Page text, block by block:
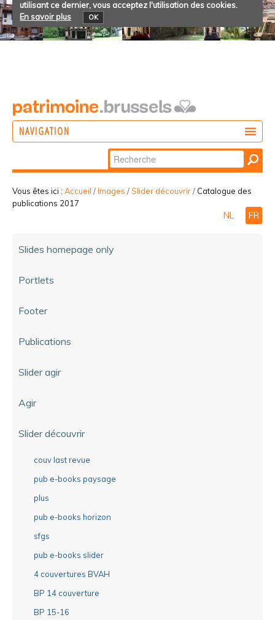
utilisant ce dernier, vous acceptez l'utilisation des cookies.
En savoir plus
OK
NAVIGATION
PARTICIPER
Chercher par
Recherche
avancée…
Vous êtes ici : Accueil /Images /Slider découvrir/ Catalogue des
publications 2017
NL FR
Slides homepage only
Portlets
Footer
Publications
Slider agir
Agir
Slider découvrir
couv last revue
pub e-books paysage
plus
pub e-books horizon
sfgs
pub e-books slider
4 couvertures BVAH
BP 14 couverture
BP 15-16